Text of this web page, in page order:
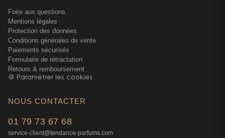
Foire aux questions
Mentions légales
Protection des données
Conditions générales de vente
Paiements sécurisés
Formulaire de rétractation
Retours & remboursement
🍪 Paramétrer les cookies
NOUS CONTACTER
01 79 73 67 68
service-client@tendance-parfums.com